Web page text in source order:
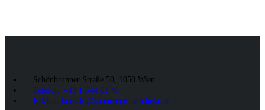
Schönbrunner Straße 50, 1050 Wien
Telefon: +43 1 544 63 48
E-Mail: kontakt@sonnenhof-apotheke.at